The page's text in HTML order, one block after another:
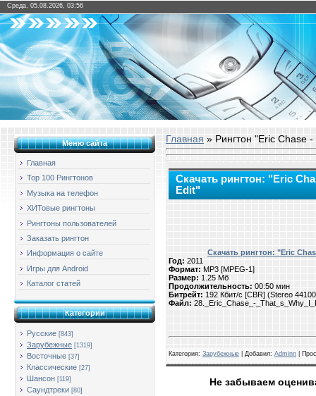
Среда, 05.08.2026, 03:56
Меню сайта
Главная
Top 100 Рингтонов
Музыка на телефон
ХИТовые рингтоны
Рингтоны пользователей
Заказать рингтон
Информация о сайте
Игры для Android
Каталог статей
Категории
Русские [843]
Зарубежные [1319]
Восточные [37]
Классические [27]
Шансон [119]
Саундтреки [80]
Главная » Рингтон "Eric Chase
Скачать рингтон: "Eric
Edit"
Скачать рингтон: "Eric
Год: 2011
Формат: MP3 [MPEG-1]
Размер: 1.25 Мб
Продолжительность: 00:50 мин
Битрейт: 192 Кбит/с [CBR] (Stereo
Файл: 28._Eric_Chase_-
Категория: Зарубежные | Добавил: Adminn
Не забываем